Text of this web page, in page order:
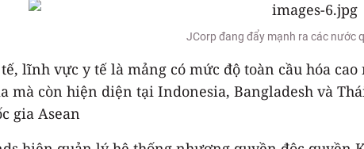
JCorp đang đẩy mạnh ra các nước
lĩnh vực y tế là mảng có mức độ toàn cầu hóa
mà còn hiện diện tại Indonesia, Bangladesh và
gia Asean